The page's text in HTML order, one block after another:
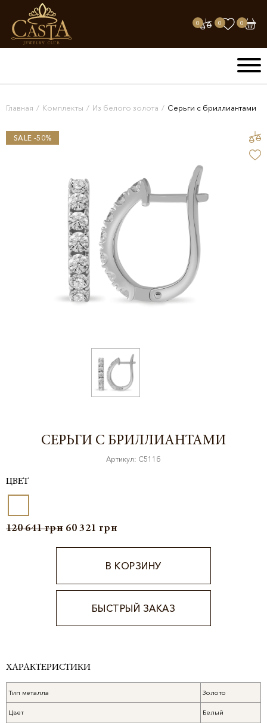
0 0 0
Главная / Комплекты / Из белого золота / Серьги с бриллиантами
SALE -50%
СЕРЬГИ С БРИЛЛИАНТАМИ
Артикул: С511б
ЦВЕТ
120 641грн 60 321 грн
В КОРЗИНУ
БЫСТРЫЙ ЗАКАЗ
ХАРАКТЕРИСТИКИ
Тип металла Золото
Цвет Белый